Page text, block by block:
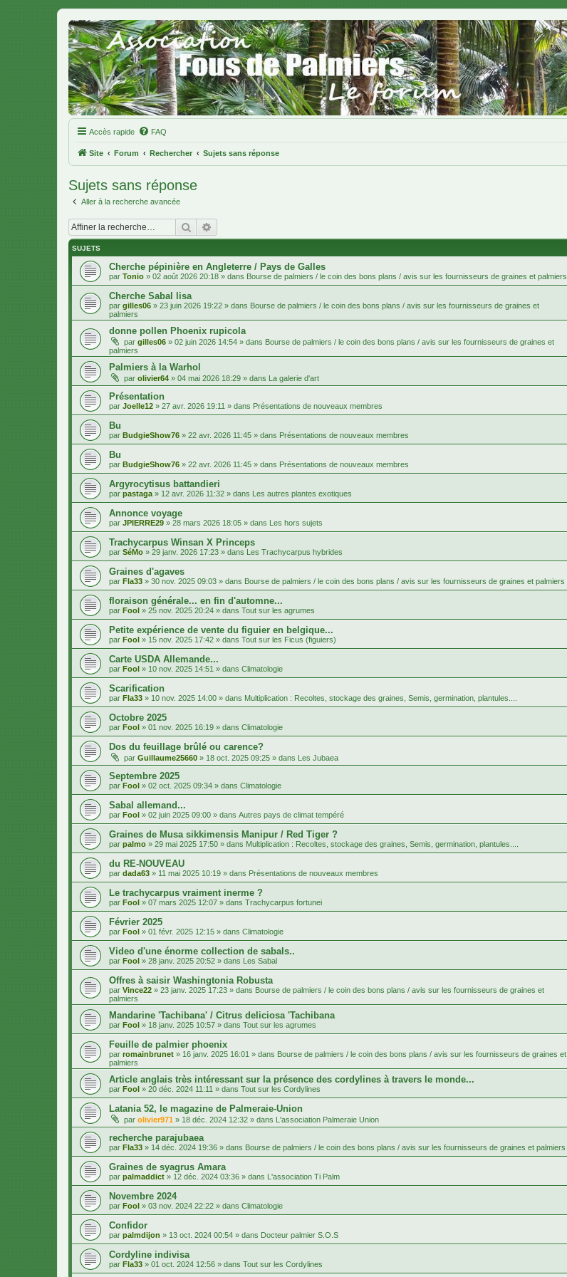
Accès rapide FAQ
Site Forum Rechercher Sujets sans réponse
Sujets sans réponse
Aller à la recherche avancée
Rechercher
SUJETS
Cherche pépinière en Angleterre / Pays de Galles
par Tonio » 02 août 2026 20:18 » dans Bourse de palmiers / le coin des bons plans / avis sur les fournisseurs de graines et palmiers
Cherche Sabal lisa
par gilles06 » 23 juin 2026 19:22 » dans Bourse de palmiers / le coin des bons plans / avis sur les fournisseurs de graines et
palmiers
donne pollen Phoenix rupicola
par gilles06 » 02 juin 2026 14:54 » dans Bourse de palmiers / le coin des bons plans / avis sur les fournisseurs de graines et
palmiers
Palmiers à la Warhol
par olivier64 » 04 mai 2026 18:29 » dans La galerie d'art
Présentation
par Joelle12 » 27 avr. 2026 19:11 » dans Présentations de nouveaux membres
Bu
par BudgieShow76 » 22 avr. 2026 11:45 » dans Présentations de nouveaux membres
Bu
par BudgieShow76 » 22 avr. 2026 11:45 » dans Présentations de nouveaux membres
Argyrocytisus battandieri
par pastaga » 12 avr. 2026 11:32 » dans Les autres plantes exotiques
Annonce voyage
par JPIERRE29 » 28 mars 2026 18:05 » dans Les hors sujets
Trachycarpus Winsan X Princeps
par SéMo » 29 janv. 2026 17:23 » dans Les Trachycarpus hybrides
Graines d'agaves
par Fla33 » 30 nov. 2025 09:03 » dans Bourse de palmiers / le coin des bons plans / avis sur les fournisseurs de graines et palmiers
floraison générale... en fin d'automne...
par Fool » 25 nov. 2025 20:24 » dans Tout sur les agrumes
Petite expérience de vente du figuier en belgique...
par Fool » 15 nov. 2025 17:42 » dans Tout sur les Ficus (figuiers)
Carte USDA Allemande...
par Fool » 10 nov. 2025 14:51 » dans Climatologie
Scarification
par Fla33 » 10 nov. 2025 14:00 » dans Multiplication : Recoltes, stockage des graines, Semis, germination, plantules....
Octobre 2025
par Fool » 01 nov. 2025 16:19 » dans Climatologie
Dos du feuillage brûlé ou carence?
par Guillaume25660 » 18 oct. 2025 09:25 » dans Les Jubaea
Septembre 2025
par Fool » 02 oct. 2025 09:34 » dans Climatologie
Sabal allemand...
par Fool » 02 juin 2025 09:00 » dans Autres pays de climat tempéré
Graines de Musa sikkimensis Manipur / Red Tiger ?
par palmo » 29 mai 2025 17:50 » dans Multiplication : Recoltes, stockage des graines, Semis, germination, plantules....
du RE-NOUVEAU
par dada63 » 11 mai 2025 10:19 » dans Présentations de nouveaux membres
Le trachycarpus vraiment inerme ?
par Fool » 07 mars 2025 12:07 » dans Trachycarpus fortunei
Février 2025
par Fool » 01 févr. 2025 12:15 » dans Climatologie
Video d'une énorme collection de sabals..
par Fool » 28 janv. 2025 20:52 » dans Les Sabal
Offres à saisir Washingtonia Robusta
par Vince22 » 23 janv. 2025 17:23 » dans Bourse de palmiers / le coin des bons plans / avis sur les fournisseurs de graines et
palmiers
Mandarine 'Tachibana' / Citrus deliciosa 'Tachibana
par Fool » 18 janv. 2025 10:57 » dans Tout sur les agrumes
Feuille de palmier phoenix
par romainbrunet » 16 janv. 2025 16:01 » dans Bourse de palmiers / le coin des bons plans / avis sur les fournisseurs de graines et
palmiers
Article anglais très intéressant sur la présence des cordylines à travers le monde...
par Fool » 20 déc. 2024 11:11 » dans Tout sur les Cordylines
Latania 52, le magazine de Palmeraie-Union
par olivier971 » 18 déc. 2024 12:32 » dans L'association Palmeraie Union
recherche parajubaea
par Fla33 » 14 déc. 2024 19:36 » dans Bourse de palmiers / le coin des bons plans / avis sur les fournisseurs de graines et palmiers
Graines de syagrus Amara
par palmaddict » 12 déc. 2024 03:36 » dans L'association Ti Palm
Novembre 2024
par Fool » 03 nov. 2024 22:22 » dans Climatologie
Confidor
par palmdijon » 13 oct. 2024 00:54 » dans Docteur palmier S.O.S
Cordyline indivisa
par Fla33 » 01 oct. 2024 12:56 » dans Tout sur les Cordylines